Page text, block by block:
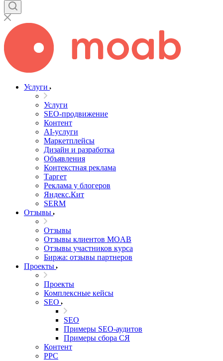
Услуги
Услуги
SEO-продвижение
Контент
AI-услуги
Маркетплейсы
Дизайн и разработка
Объявления
Контекстная реклама
Таргет
Реклама у блогеров
Яндекс.Кит
SERM
Отзывы
Отзывы
Отзывы клиентов MOAB
Отзывы участников курса
Биржа: отзывы партнеров
Проекты
Проекты
Комплексные кейсы
SEO
SEO
Примеры SEO-аудитов
Примеры сбора СЯ
Контент
PPC